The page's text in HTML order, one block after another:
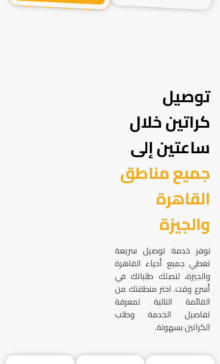
توصيل
كراتين خلال
ساعتين إلى
جميع مناطق
القاهرة
والجيزة
نوفر خدمة توصيل سريعة
تغطي جميع أحياء القاهرة
والجيزة، لتصلك طلباتك في
أسرع وقت. اختر منطقتك من
القائمة التالية لمعرفة
تفاصيل الخدمة وطلب
الكراتين بسهولة.